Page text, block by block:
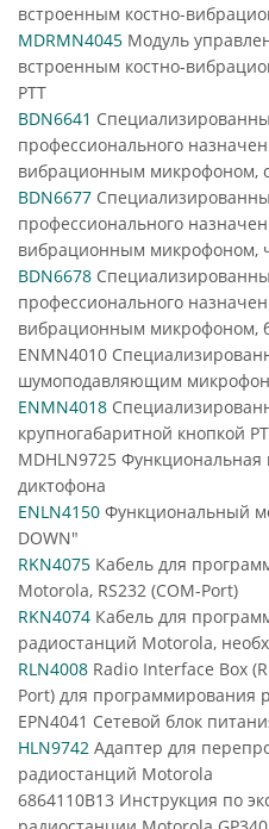
встроенным костно-
MDRMN4045 Модуль
встроенным костно-
PTT
BDN6641
профессионального
вибрационным микрофоном,
BDN6677
профессионального
вибрационным микрофоном,
BDN6678
профессионального
вибрационным микрофоном,
ENMN4010
шумоподавляющим
ENMN4018
крупногабаритной кнопкой
MDHLN9725 Функциональная
диктофона
ENLN4150 Функциональный
DOWN"
RKN4075 Кабель для
Motorola, RS232 (COM-Port)
RKN4074 Кабель для
радиостанций Motorola,
RLN4008 Radio Interface Box
Port) для программирования
EPN4041 Сетевой блок
HLN9742 Адаптер для
радиостанций Motorola
6864110B13 Инструкция по